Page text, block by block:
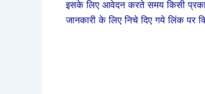
इसके लिए आवेदन करते समय किसी
जानकारी के लिए निचे दिए गये लिंक पर